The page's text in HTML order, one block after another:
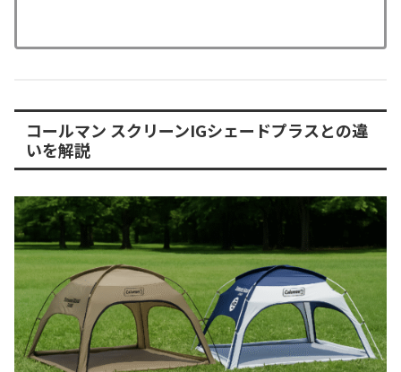
コールマン スクリーンIGシェードプラスとの違
いを解説